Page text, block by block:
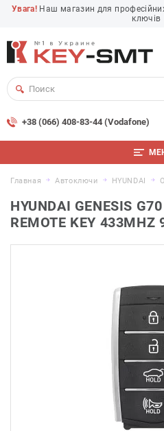
Увага! Наш магазин для
ключів
+38 (066) 408-83-44 (Vodafone)
Главная Автоключи HYUNDAI
HYUNDAI GENESIS
REMOTE KEY 433MHZ